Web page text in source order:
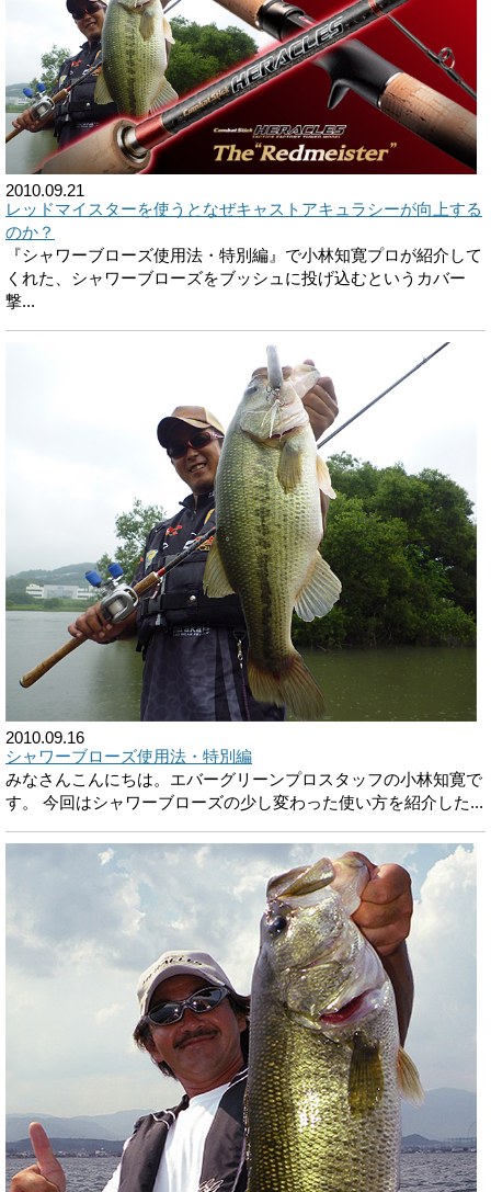
2010.09.21
レッドマイスターを使うとなぜキャストアキュラシーが向上する
のか？
『シャワーブローズ使用法・特別編』で小林知寛プロが紹介して
くれた、シャワーブローズをブッシュに投げ込むというカバー
撃...
2010.09.16
シャワーブローズ使用法・特別編
みなさんこんにちは。エバーグリーンプロスタッフの小林知寛で
す。 今回はシャワーブローズの少し変わった使い方を紹介した...